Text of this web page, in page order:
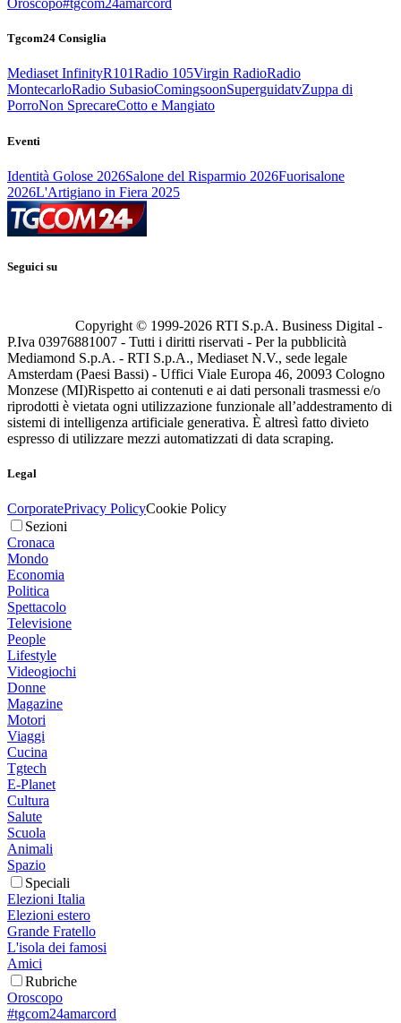
Oroscopo#tgcom24amarcord
Tgcom24 Consiglia
Mediaset InfinityR101Radio 105Virgin RadioRadio
MontecarloRadio SubasioComingsoonSuperguidatvZuppa di
PorroNon SprecareCotto e Mangiato
Eventi
Identità Golose 2026Salone del Risparmio 2026Fuorisalone
2026L'Artigiano in Fiera 2025
Seguici su
Copyright © 1999-2026 RTI S.p.A. Business Digital -
P.Iva 03976881007 - Tutti i diritti riservati - Per la pubblicità
Mediamond S.p.A. - RTI S.p.A., Mediaset N.V., sede legale
Amsterdam (Paesi Bassi) - Uffici Viale Europa 46, 20093 Cologno
Monzese (MI)Rispetto ai contenuti e ai dati personali trasmessi e/o
riprodotti è vietata ogni utilizzazione funzionale all’addestramento di
sistemi di intelligenza artificiale generativa. È altresì fatto divieto
espresso di utilizzare mezzi automatizzati di data scraping.
Legal
CorporatePrivacy PolicyCookie Policy
Sezioni
Cronaca
Mondo
Economia
Politica
Spettacolo
Televisione
People
Lifestyle
Videogiochi
Donne
Magazine
Motori
Viaggi
Cucina
Tgtech
E-Planet
Cultura
Salute
Scuola
Animali
Spazio
Speciali
Elezioni Italia
Elezioni estero
Grande Fratello
L'isola dei famosi
Amici
Rubriche
Oroscopo
#tgcom24amarcord